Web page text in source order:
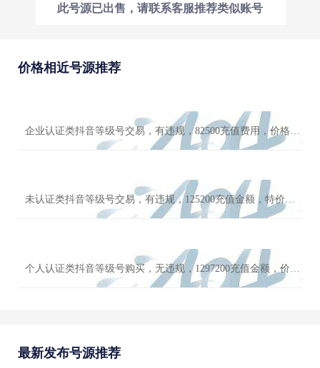
此号源已出售，请联系客服推荐类似账号
价格相近号源推荐
未认证类抖音等级号交易，有违规，125200充值金额，特价优惠秒杀
个人认证类抖音等级号购买，无违规，1297200充值金额，价格便宜
最新发布号源推荐